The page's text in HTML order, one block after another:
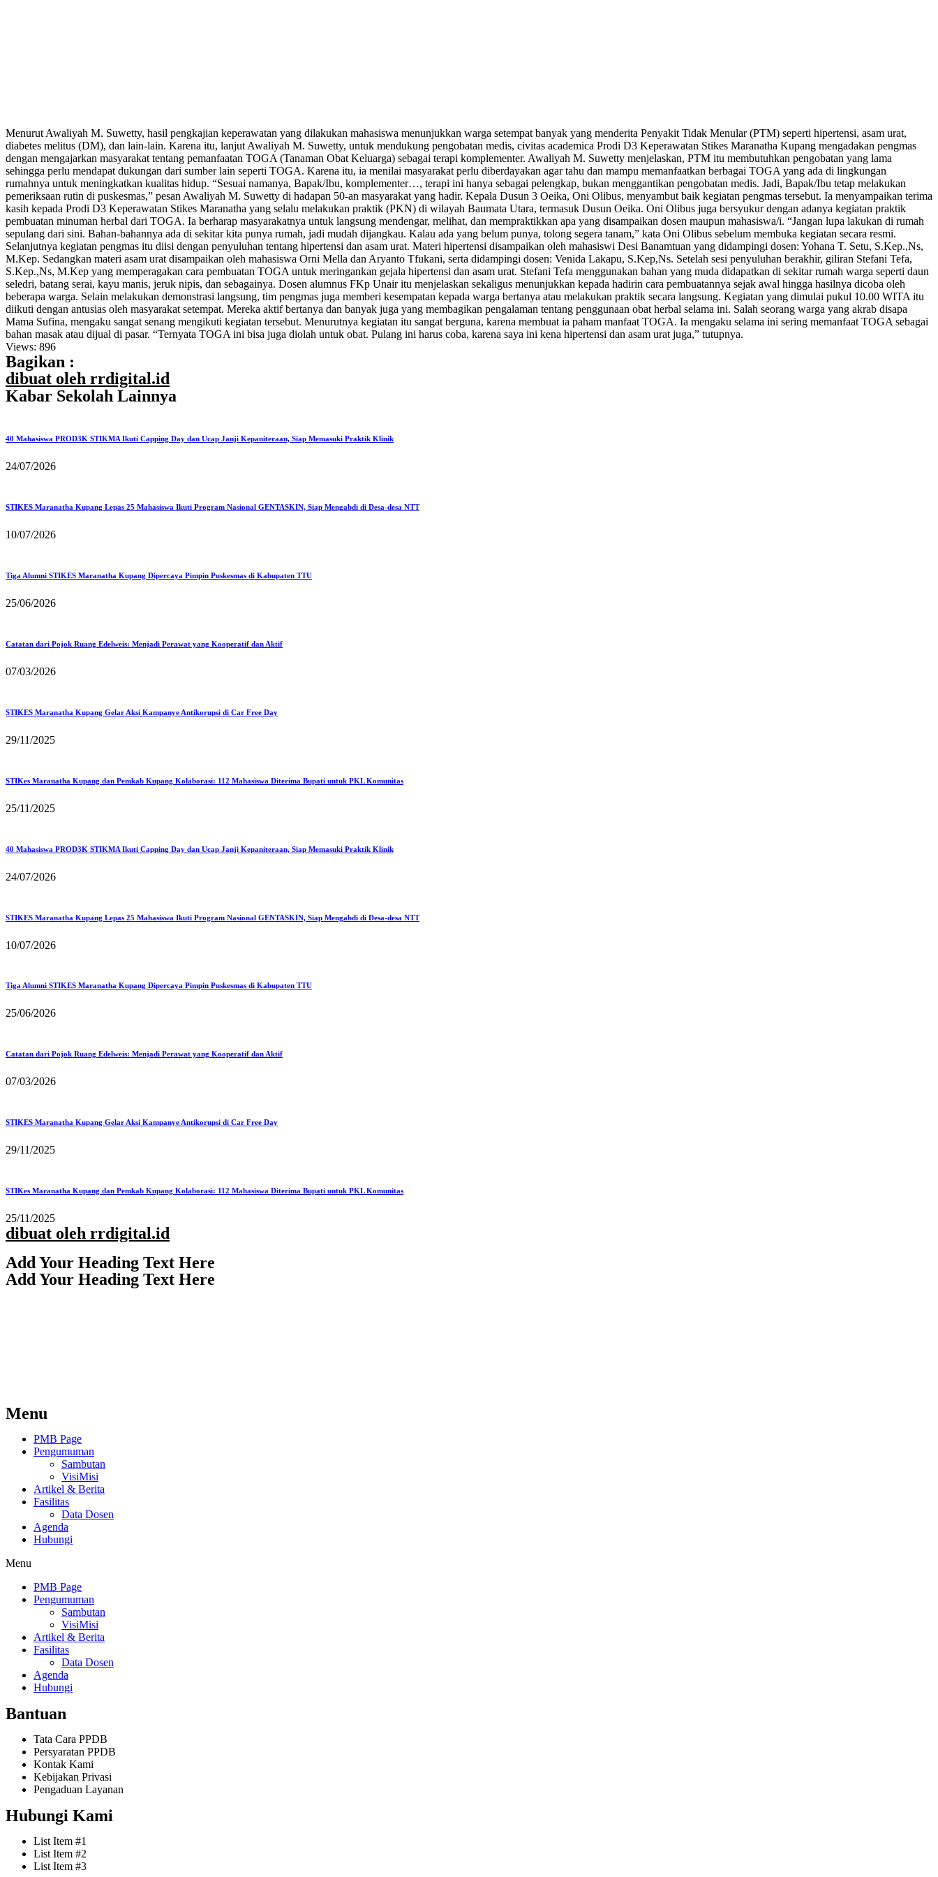
Menurut Awaliyah M. Suwetty, hasil pengkajian keperawatan yang dilakukan mahasiswa menunjukkan warga setempat banyak yang menderita Penyakit Tidak Menular (PTM) seperti hipertensi, asam urat,
diabetes melitus (DM), dan lain-lain. Karena itu, lanjut Awaliyah M. Suwetty, untuk mendukung pengobatan medis, civitas academica Prodi D3 Keperawatan Stikes Maranatha Kupang mengadakan pengmas
dengan mengajarkan masyarakat tentang pemanfaatan TOGA (Tanaman Obat Keluarga) sebagai terapi komplementer. Awaliyah M. Suwetty menjelaskan, PTM itu membutuhkan pengobatan yang lama
sehingga perlu mendapat dukungan dari sumber lain seperti TOGA. Karena itu, ia menilai masyarakat perlu diberdayakan agar tahu dan mampu memanfaatkan berbagai TOGA yang ada di lingkungan
rumahnya untuk meningkatkan kualitas hidup. “Sesuai namanya, Bapak/Ibu, komplementer…, terapi ini hanya sebagai pelengkap, bukan menggantikan pengobatan medis. Jadi, Bapak/Ibu tetap melakukan
pemeriksaan rutin di puskesmas,” pesan Awaliyah M. Suwetty di hadapan 50-an masyarakat yang hadir. Kepala Dusun 3 Oeika, Oni Olibus, menyambut baik kegiatan pengmas tersebut. Ia menyampaikan terima
kasih kepada Prodi D3 Keperawatan Stikes Maranatha yang selalu melakukan praktik (PKN) di wilayah Baumata Utara, termasuk Dusun Oeika. Oni Olibus juga bersyukur dengan adanya kegiatan praktik
pembuatan minuman herbal dari TOGA. Ia berharap masyarakatnya untuk langsung mendengar, melihat, dan mempraktikkan apa yang disampaikan dosen maupun mahasiswa/i. “Jangan lupa lakukan di rumah
sepulang dari sini. Bahan-bahannya ada di sekitar kita punya rumah, jadi mudah dijangkau. Kalau ada yang belum punya, tolong segera tanam,” kata Oni Olibus sebelum membuka kegiatan secara resmi.
Selanjutnya kegiatan pengmas itu diisi dengan penyuluhan tentang hipertensi dan asam urat. Materi hipertensi disampaikan oleh mahasiswi Desi Banamtuan yang didampingi dosen: Yohana T. Setu, S.Kep.,Ns,
M.Kep. Sedangkan materi asam urat disampaikan oleh mahasiswa Orni Mella dan Aryanto Tfukani, serta didampingi dosen: Venida Lakapu, S.Kep,Ns. Setelah sesi penyuluhan berakhir, giliran Stefani Tefa,
S.Kep.,Ns, M.Kep yang memperagakan cara pembuatan TOGA untuk meringankan gejala hipertensi dan asam urat. Stefani Tefa menggunakan bahan yang muda didapatkan di sekitar rumah warga seperti daun
seledri, batang serai, kayu manis, jeruk nipis, dan sebagainya. Dosen alumnus FKp Unair itu menjelaskan sekaligus menunjukkan kepada hadirin cara pembuatannya sejak awal hingga hasilnya dicoba oleh
beberapa warga. Selain melakukan demonstrasi langsung, tim pengmas juga memberi kesempatan kepada warga bertanya atau melakukan praktik secara langsung. Kegiatan yang dimulai pukul 10.00 WITA itu
diikuti dengan antusias oleh masyarakat setempat. Mereka aktif bertanya dan banyak juga yang membagikan pengalaman tentang penggunaan obat herbal selama ini. Salah seorang warga yang akrab disapa
Mama Sufina, mengaku sangat senang mengikuti kegiatan tersebut. Menurutnya kegiatan itu sangat berguna, karena membuat ia paham manfaat TOGA. Ia mengaku selama ini sering memanfaat TOGA sebagai
bahan masak atau dijual di pasar. “Ternyata TOGA ini bisa juga diolah untuk obat. Pulang ini harus coba, karena saya ini kena hipertensi dan asam urat juga,” tutupnya.
Views: 896
Bagikan :
dibuat oleh rrdigital.id
Kabar Sekolah Lainnya
40 Mahasiswa PROD3K STIKMA Ikuti Capping Day dan Ucap Janji Kepaniteraan, Siap Memasuki Praktik Klinik
24/07/2026
STIKES Maranatha Kupang Lepas 25 Mahasiswa Ikuti Program Nasional GENTASKIN, Siap Mengabdi di Desa-desa NTT
10/07/2026
Tiga Alumni STIKES Maranatha Kupang Dipercaya Pimpin Puskesmas di Kabupaten TTU
25/06/2026
Catatan dari Pojok Ruang Edelweis: Menjadi Perawat yang Kooperatif dan Aktif
07/03/2026
STIKES Maranatha Kupang Gelar Aksi Kampanye Antikorupsi di Car Free Day
29/11/2025
STIKes Maranatha Kupang dan Pemkab Kupang Kolaborasi: 112 Mahasiswa Diterima Bupati untuk PKL Komunitas
25/11/2025
40 Mahasiswa PROD3K STIKMA Ikuti Capping Day dan Ucap Janji Kepaniteraan, Siap Memasuki Praktik Klinik
24/07/2026
STIKES Maranatha Kupang Lepas 25 Mahasiswa Ikuti Program Nasional GENTASKIN, Siap Mengabdi di Desa-desa NTT
10/07/2026
Tiga Alumni STIKES Maranatha Kupang Dipercaya Pimpin Puskesmas di Kabupaten TTU
25/06/2026
Catatan dari Pojok Ruang Edelweis: Menjadi Perawat yang Kooperatif dan Aktif
07/03/2026
STIKES Maranatha Kupang Gelar Aksi Kampanye Antikorupsi di Car Free Day
29/11/2025
STIKes Maranatha Kupang dan Pemkab Kupang Kolaborasi: 112 Mahasiswa Diterima Bupati untuk PKL Komunitas
25/11/2025
dibuat oleh rrdigital.id
Add Your Heading Text Here
Add Your Heading Text Here
Menu
PMB Page
Pengumuman
Sambutan
VisiMisi
Artikel & Berita
Fasilitas
Data Dosen
Agenda
Hubungi
Menu
PMB Page
Pengumuman
Sambutan
VisiMisi
Artikel & Berita
Fasilitas
Data Dosen
Agenda
Hubungi
Bantuan
Tata Cara PPDB
Persyaratan PPDB
Kontak Kami
Kebijakan Privasi
Pengaduan Layanan
Hubungi Kami
List Item #1
List Item #2
List Item #3